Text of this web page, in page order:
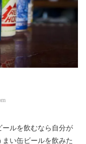
ルを飲むなら自分が
い缶ビールを飲みた